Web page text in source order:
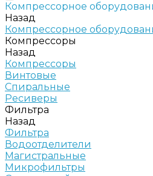
Компрессорное
Назад
Компрессорное
Компрессоры
Назад
Компрессоры
Винтовые
Спиральные
Ресиверы
Фильтра
Назад
Фильтра
Водоотделители
Магистральные
Микрофильтры